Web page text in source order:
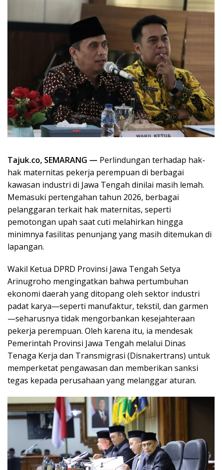
Tajuk.co, SEMARANG — Perlindungan terhadap hak-
hak maternitas pekerja perempuan di berbagai
kawasan industri di Jawa Tengah dinilai masih lemah.
Memasuki pertengahan tahun 2026, berbagai
pelanggaran terkait hak maternitas, seperti
pemotongan upah saat cuti melahirkan hingga
minimnya fasilitas penunjang yang masih ditemukan di
lapangan.
Wakil Ketua DPRD Provinsi Jawa Tengah Setya
Arinugroho mengingatkan bahwa pertumbuhan
ekonomi daerah yang ditopang oleh sektor industri
padat karya—seperti manufaktur, tekstil, dan garmen
—seharusnya tidak mengorbankan kesejahteraan
pekerja perempuan. Oleh karena itu, ia mendesak
Pemerintah Provinsi Jawa Tengah melalui Dinas
Tenaga Kerja dan Transmigrasi (Disnakertrans) untuk
memperketat pengawasan dan memberikan sanksi
tegas kepada perusahaan yang melanggar aturan.